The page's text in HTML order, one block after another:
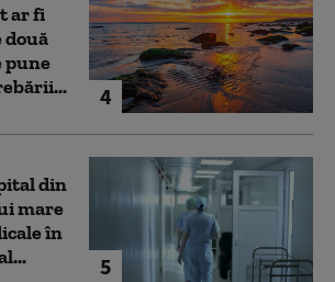
4
ar fi
două
pune
5
din
mare
în